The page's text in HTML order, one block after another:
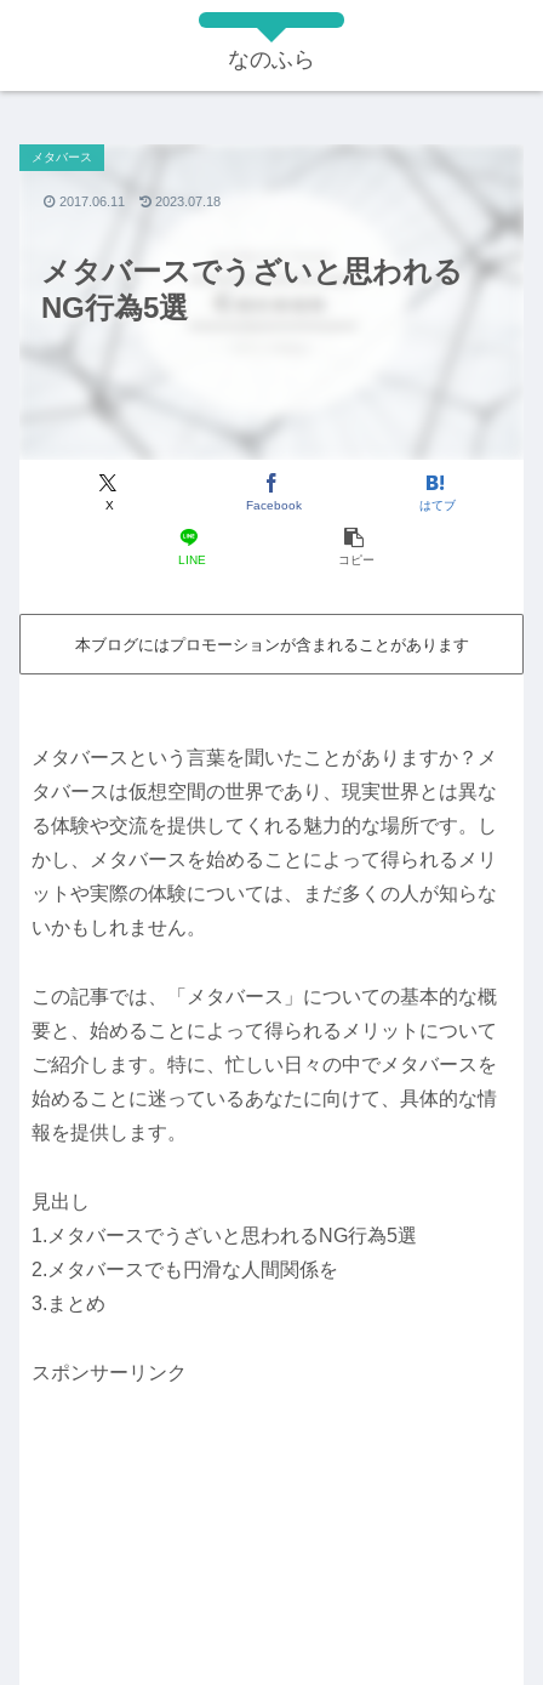
なのふら
メタバースでうざいと思われる
NG行為5選
メタバース
X Facebook はてブ
LINE コピー
2017.06.11 2023.07.18
本ブログにはプロモーションが含まれることがあります
メタバースという言葉を聞いたことがありますか？メ
タバースは仮想空間の世界であり、現実世界とは異な
る体験や交流を提供してくれる魅力的な場所です。し
かし、メタバースを始めることによって得られるメリ
ットや実際の体験については、まだ多くの人が知らな
いかもしれません。
この記事では、「メタバース」についての基本的な概
要と、始めることによって得られるメリットについて
ご紹介します。特に、忙しい日々の中でメタバースを
始めることに迷っているあなたに向けて、具体的な情
報を提供します。
見出し
1.メタバースでうざいと思われるNG行為5選
2.メタバースでも円滑な人間関係を
3.まとめ
スポンサーリンク